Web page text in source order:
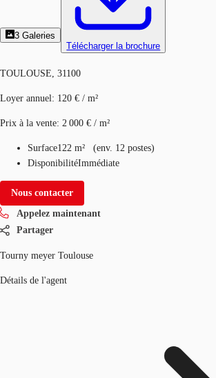
3 Galeries
Télécharger la brochure
TOULOUSE, 31100
Loyer annuel : 120 € / m²
Prix à la vente: 2 000 € / m²
Surface122 m² (env. 12 postes)
DisponibilitéImmédiate
Nous contacter
Appelez maintenant
Partager
Tourny meyer Toulouse
Détails de l'agent